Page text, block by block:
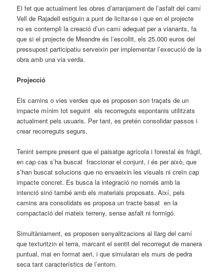
El fet que actualment les obres d’arranjament de l’asfalt del camí
Vell de Rajadell estiguin a punt de licitar-se i que en el projecte
no es contempli la creació d’un camí adequat per a vianants, fa
que si el projecte de Meandre és l’escollit, els 25.000 euros del
pressupost participatiu serveixin per implementar l’execució de la
obra amb una via verda.
Projecció
Els camins o vies verdes que es proposen son traçats de un
impacte mínim tot seguint els recorreguts espontanis utilitzats
actualment pels usuaris. Per tant, es pretén consolidar passos i
crear recorreguts segurs.
Tenint sempre present que el paisatge agrícola i forestal és fràgil,
en cap cas s’ha buscat fraccionar el conjunt, i és per això, que
s’han buscat solucions que no envaeixin les visuals ni creïn cap
impacte concret. Es busca la integració no només amb la
intenció sinó també amb els materials proposats. Així, pels
camins ara consolidats es proposa un tracte basat en la
compactació del mateix terreny, sense asfalt ni formigó.
Simultàniament, es proposen senyalitzacions al llarg del camí
que texturitzin el terra, marcant el sentit del recorregut de manera
puntual, mai en format aeri, i que simularan els murs de pedra
seca tant característics de l’entorn.